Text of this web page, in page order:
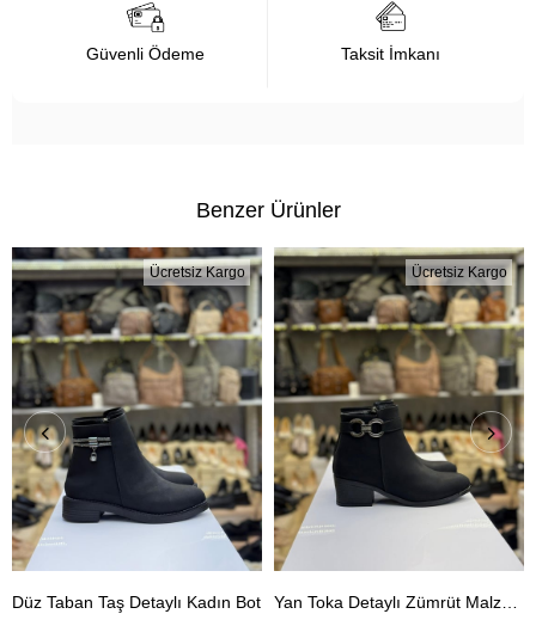
Güvenli Ödeme Taksit İmkanı
Benzer Ürünler
Düz Taban Taş Detaylı Kadın Bot
Ücretsiz Kargo
Yan Toka Detaylı Zümrüt Malzeme Bot
Ücretsiz Kargo